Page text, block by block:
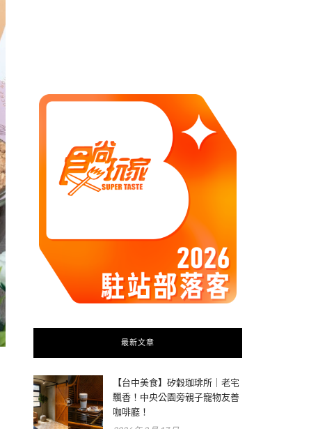
最新文章
【台中美食】矽穀珈琲所｜老宅
飄香！中央公園旁親子寵物友善
咖啡廳！